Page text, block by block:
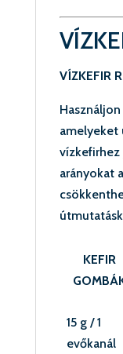
VÍZKEFIR
amelyeket
vízkefirhez
arányokat
KEFIR
15 g / 1
evőkanál